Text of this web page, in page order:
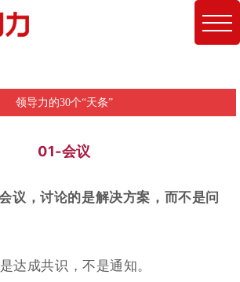
领导力的30个“天条”
01-会议
议，讨论的是解决方案，而不是问
达成共识，不是通知。